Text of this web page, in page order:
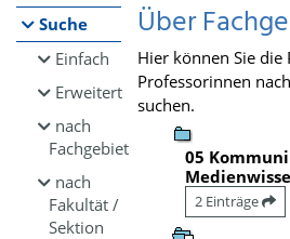
Suche
Einfach
Erweitert
nach
Fachgebiet
nach
Fakultät /
Sektion
Über
Hier können Sie die
Professorinnen
suchen.
05
2 Einträge